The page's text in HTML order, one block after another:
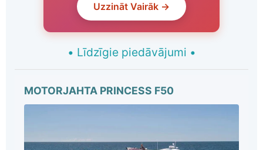
Uzzināt Vairāk →
• Līdzīgie piedāvājumi •
MOTORJAHTA PRINCESS F50